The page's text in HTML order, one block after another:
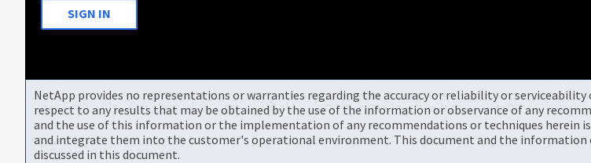
SIGN IN
NetApp provides no representations or warranties regarding the accuracy or reliability or
respect to any results that may be obtained by the use of the information or observance of any
and the use of this information or the implementation of any recommendations or techniques herein
and integrate them into the customer's operational environment. This document and the information
discussed in this document.